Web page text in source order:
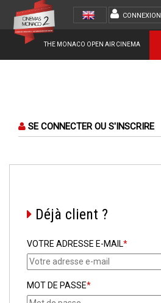
THE MONACO OPEN AIR CINEMA
CONNEXION
SE CONNECTER OU S'INSCRIRE
Déjà client ?
VOTRE ADRESSE E-MAIL*
MOT DE PASSE*